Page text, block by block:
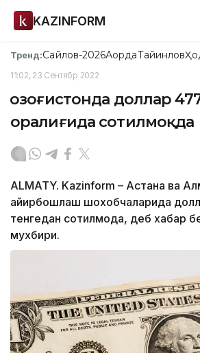
KAZINFORM
Тренд:Сайлов-2026АқордаТайинлов
11:02, 23 Сентябр 2022
Қозоғистонда доллар
оралиғида сотилмоқда
ALMATY. Kazinform – Астана ва
айирбошлаш шохобчаларида
тенгедан сотилмоқда, деб хабар
мухбири.